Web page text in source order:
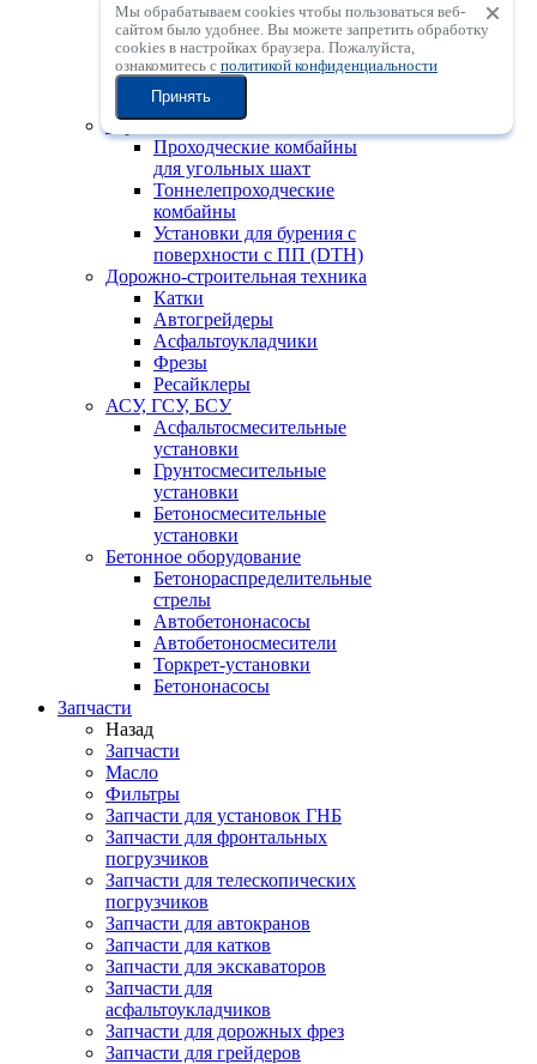
центробежные
дробильные установки с
вертикальным валом
Мобильные
сортировочные установки
Горно-шахтная техника
Проходческие комбайны
для угольных шахт
Тоннелепроходческие
комбайны
Установки для бурения с
поверхности с ПП (DTH)
Дорожно-строительная техника
Катки
Автогрейдеры
Асфальтоукладчики
Фрезы
Ресайклеры
АСУ, ГСУ, БСУ
Асфальтосмесительные
установки
Грунтосмесительные
установки
Бетоносмесительные
установки
Бетонное оборудование
Бетонораспределительные
стрелы
Автобетононасосы
Автобетоносмесители
Торкрет-установки
Бетононасосы
Запчасти
Назад
Запчасти
Масло
Фильтры
Запчасти для установок ГНБ
Запчасти для фронтальных
погрузчиков
Запчасти для телескопических
погрузчиков
Запчасти для автокранов
Запчасти для катков
Запчасти для экскаваторов
Запчасти для
асфальтоукладчиков
Запчасти для дорожных фрез
Запчасти для грейдеров
Мы обрабатываем cookies чтобы пользоваться веб-
сайтом было удобнее. Вы можете запретить обработку
сookies в настройках браузера. Пожалуйста,
ознакомитесь с политикой конфиденциальности
Принять